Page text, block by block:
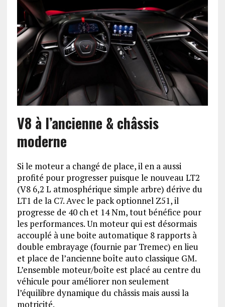
V8 à l’ancienne & châssis
moderne
Si le moteur a changé de place, il en a aussi
profité pour progresser puisque le nouveau LT2
(V8 6,2 L atmosphérique simple arbre) dérive du
LT1 de la C7. Avec le pack optionnel Z51, il
progresse de 40 ch et 14 Nm, tout bénéfice pour
les performances. Un moteur qui est désormais
accouplé à une boite automatique 8 rapports à
double embrayage (fournie par Tremec) en lieu
et place de l’ancienne boîte auto classique GM.
L’ensemble moteur/boîte est placé au centre du
véhicule pour améliorer non seulement
l’équilibre dynamique du châssis mais aussi la
motricité.